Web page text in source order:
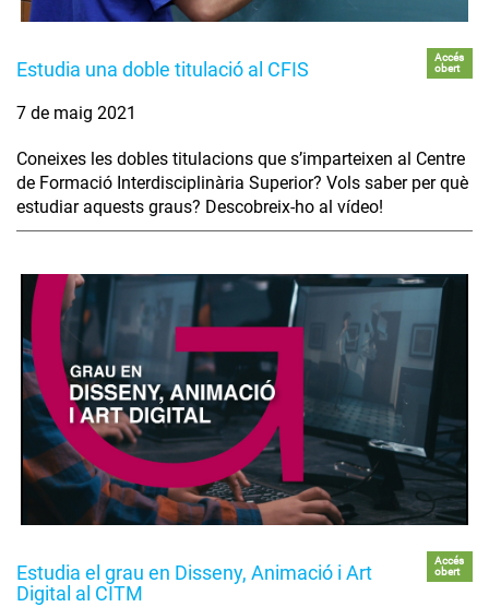
Estudia una doble titulació al CFIS
Accés
obert
7 de maig 2021
Coneixes les dobles titulacions que s’imparteixen al Centre
de Formació Interdisciplinària Superior? Vols saber per què
estudiar aquests graus? Descobreix-ho al vídeo!
Estudia el grau en Disseny, Animació i Art
Digital al CITM
Accés
obert